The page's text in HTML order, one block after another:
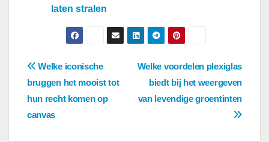
laten stralen
BerichtnavigatieWelke voordelen plexiglas
biedt bij het weergeven
van levendige groentinten
Welke iconische
bruggen het mooist tot
hun recht komen op
canvas